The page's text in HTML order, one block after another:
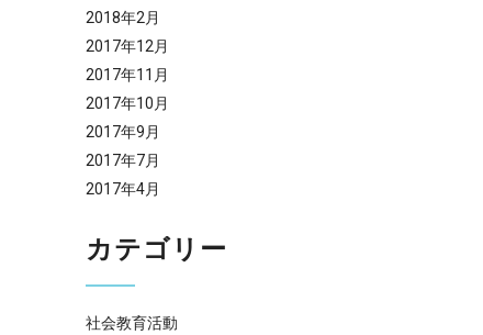
2018年2月
2017年12月
2017年11月
2017年10月
2017年9月
2017年7月
2017年4月
カテゴリー
社会教育活動